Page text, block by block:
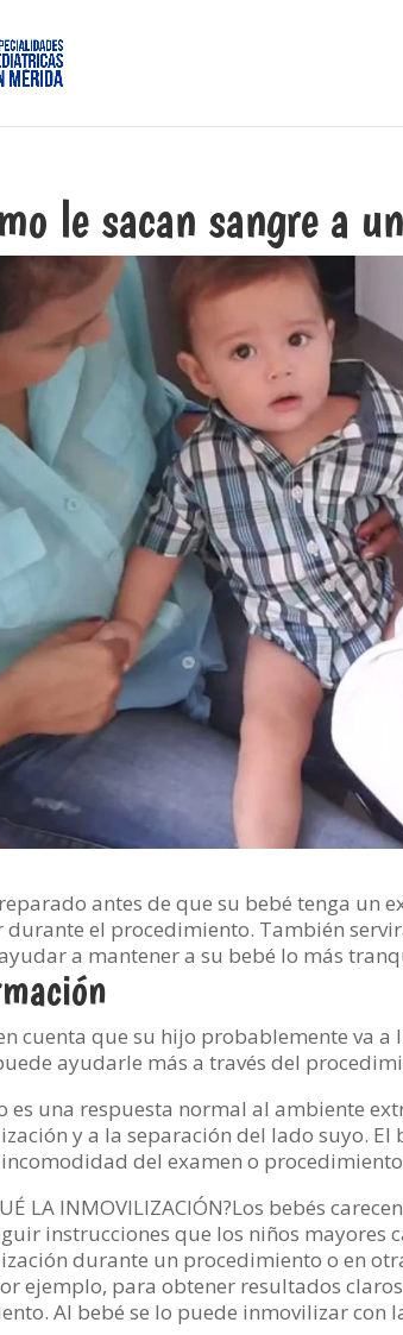
le sacan sangre a
antes de que su bebé tenga un
durante el procedimiento. También
a mantener a su bebé lo más
cuenta que su hijo probablemente va
ayudarle más a través del
es una respuesta normal al ambiente
y a la separación del lado suyo.
del examen o
LA INMOVILIZACIÓN?Los bebés
instrucciones que los niños mayores
durante un procedimiento o en
ejemplo, para obtener resultados
Al bebé se lo puede inmovilizar con